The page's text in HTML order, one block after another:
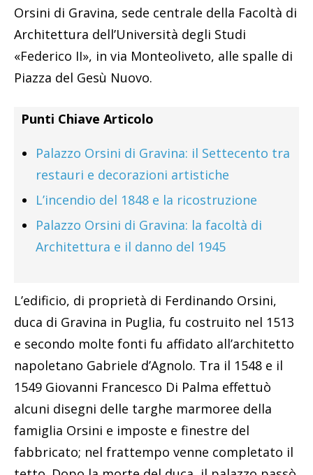
Orsini di Gravina, sede centrale della Facoltà di
Architettura dell’Università degli Studi
«Federico II», in via Monteoliveto, alle spalle di
Piazza del Gesù Nuovo.
Punti Chiave Articolo
Palazzo Orsini di Gravina: il Settecento tra
restauri e decorazioni artistiche
L’incendio del 1848 e la ricostruzione
Palazzo Orsini di Gravina: la facoltà di
Architettura e il danno del 1945
L’edificio, di proprietà di Ferdinando Orsini,
duca di Gravina in Puglia, fu costruito nel 1513
e secondo molte fonti fu affidato all’architetto
napoletano Gabriele d’Agnolo. Tra il 1548 e il
1549 Giovanni Francesco Di Palma effettuò
alcuni disegni delle targhe marmoree della
famiglia Orsini e imposte e finestre del
fabbricato; nel frattempo venne completato il